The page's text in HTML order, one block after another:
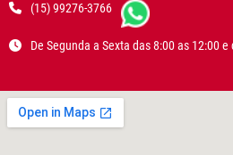
(15) 99276-3766
De Segunda a Sexta das 8:00 as 12:00